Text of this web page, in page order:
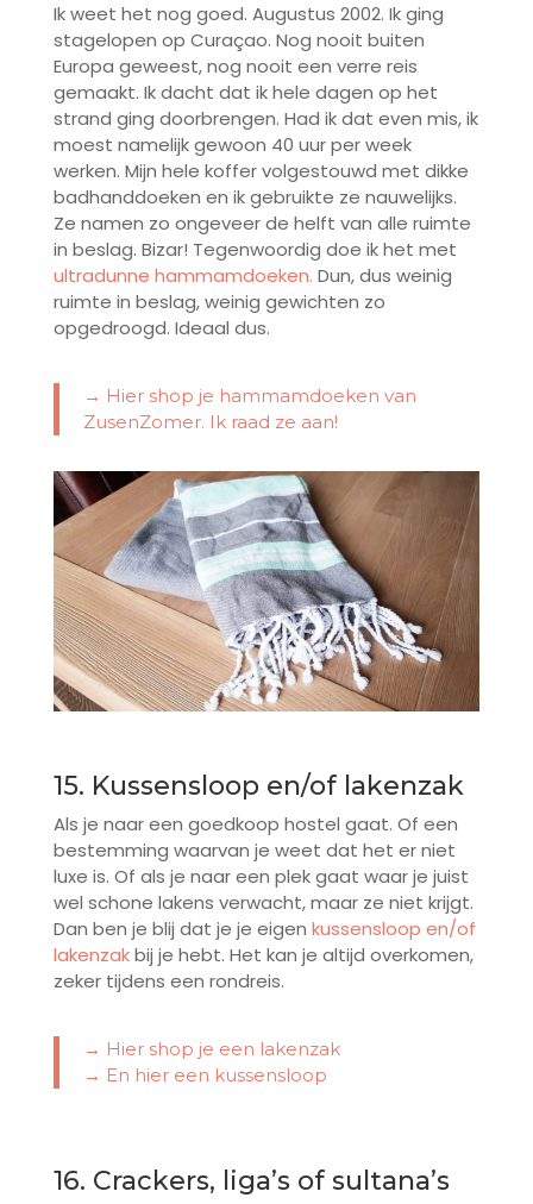
Ik weet het nog goed. Augustus 2002. Ik ging
stagelopen op Curaçao. Nog nooit buiten
Europa geweest, nog nooit een verre reis
gemaakt. Ik dacht dat ik hele dagen op het
strand ging doorbrengen. Had ik dat even mis, ik
moest namelijk gewoon 40 uur per week
werken. Mijn hele koffer volgestouwd met dikke
badhanddoeken en ik gebruikte ze nauwelijks.
Ze namen zo ongeveer de helft van alle ruimte
in beslag. Bizar! Tegenwoordig doe ik het met
ultradunne hammamdoeken. Dun, dus weinig
ruimte in beslag, weinig gewichten zo
opgedroogd. Ideaal dus.
→ Hier shop je hammamdoeken van
ZusenZomer. Ik raad ze aan!
15. Kussensloop en/of lakenzak
Als je naar een goedkoop hostel gaat. Of een
bestemming waarvan je weet dat het er niet
luxe is. Of als je naar een plek gaat waar je juist
wel schone lakens verwacht, maar ze niet krijgt.
Dan ben je blij dat je je eigen kussensloop en/of
lakenzakbij je hebt. Het kan je altijd overkomen,
zeker tijdens een rondreis.
→ Hier shop je een lakenzak
→ En hier een kussensloop
16. Crackers, liga’s of sultana’s